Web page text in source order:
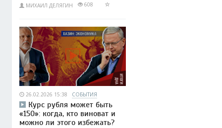
МИХАИЛ ДЕЛЯГИН 608
26.02.2026 15:38 СОБЫТИЯ
Курс рубля может быть
«150»: когда, кто виноват и
можно ли этого избежать?